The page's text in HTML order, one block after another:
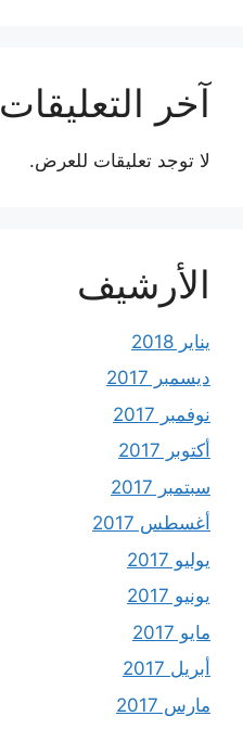
آخر التعليقات
لا توجد تعليقات للعرض.
الأرشيف
يناير 2018
ديسمبر 2017
نوفمبر 2017
أكتوبر 2017
سبتمبر 2017
أغسطس 2017
يوليو 2017
يونيو 2017
مايو 2017
أبريل 2017
مارس 2017